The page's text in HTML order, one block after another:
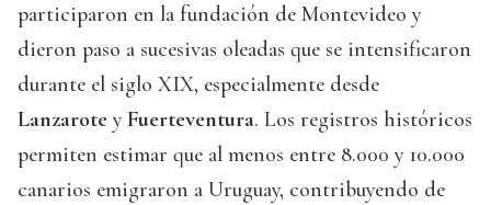
participaron en la fundación de Montevideo y
dieron paso a sucesivas oleadas que se intensificaron
durante el siglo XIX, especialmente desde
Lanzarote yFuerteventura. Los registros históricos
permiten estimar que al menos entre 8.000 y 10.000
canarios emigraron a Uruguay, contribuyendo de